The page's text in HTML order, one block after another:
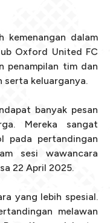
kemenangan dalam
Oxford United FC
penampilan tim dan
keluarganya.
banyak pesan
Mereka sangat
pada pertandingan
sesi wawancara
22 April 2025.
yang lebih spesial.
melawan